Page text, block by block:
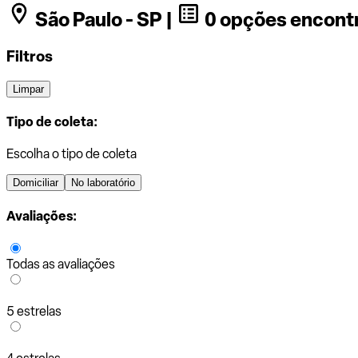
São Paulo - SP |
0 opções
Filtros
Limpar
Tipo de coleta:
Escolha o tipo de coleta
Domiciliar No laboratório
Avaliações:
Todas as avaliações
5 estrelas